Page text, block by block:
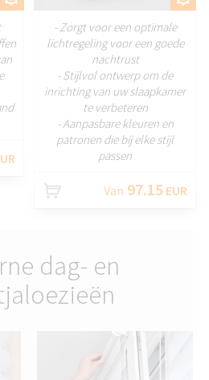
- Zorgt voor een optimale
lichtregeling voor een goede
nachtrust
- Stijlvol ontwerp om de
inrichting van uw slaapkamer
te verbeteren
- Aanpasbare kleuren en
patronen die bij elke stijl
passen
Van 97.15 EUR
dag- en